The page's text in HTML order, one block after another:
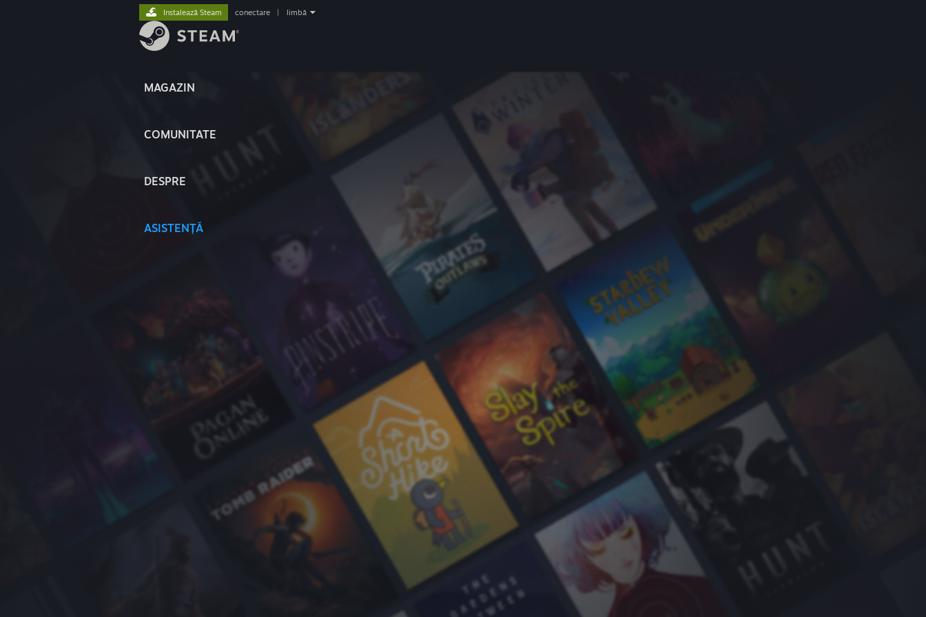
MAGAZIN
COMUNITATE
DESPRE
ASISTENȚĂ
Instalează Steam conectare limbă